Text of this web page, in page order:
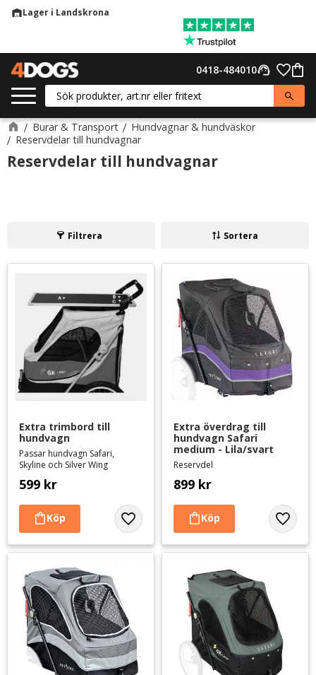
warehouseLager i Landskrona
support_agent
0418-484010
Burar & Transport
Hundvagnar & hundväskor
Reservdelar till hundvagnar
Reservdelar till hundvagnar
Filtrera Sortera
Extra trimbord till
hundvagn
Passar hundvagn Safari,
Skyline och Silver Wing
599 kr
Lägg till i favoriter
Extra överdrag till
hundvagn Safari
medium - Lila/svart
Reservdel
899 kr
Lägg